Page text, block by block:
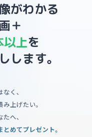
がわかる
＋
上を
します。
く、
上げたい。
へ、
めてプレゼント。